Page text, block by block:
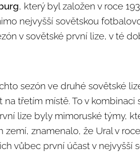
, který byl založen v roce
nejvyšší sovětskou
v sovětské první lize, v té
sezón ve druhé sovětské
na třetím místě. To v
lize byly mimoruské týmy,
znamenalo, že Ural v
vůbec první účast v nejvyšší